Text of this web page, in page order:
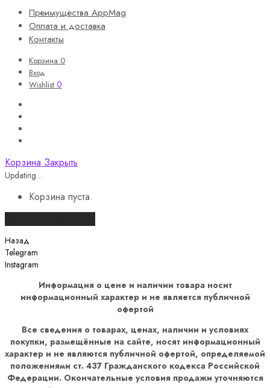
Преимущества AppMag
Оплата и доставка
Контакты
Корзина 0
Вход
Wishlist 0
Корзина Закрыть
Updating…
Корзина пуста.
Назад
Telegram
Instagram
Информация о цене и наличии товара носит
информационный характер и не является публичной
офертой
Все сведения о товарах, ценах, наличии и условиях
покупки, размещённые на сайте, носят информационный
характер и не являются публичной офертой, определяемой
положениями ст. 437 Гражданского кодекса Российской
Федерации. Окончательные условия продажи уточняются